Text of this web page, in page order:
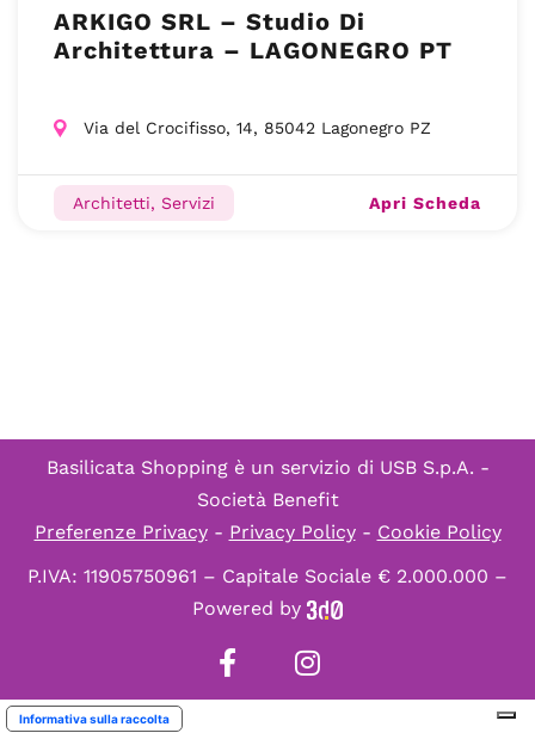
ARKIGO SRL – Studio Di
Architettura – LAGONEGRO PT
Via del Crocifisso, 14, 85042 Lagonegro PZ
Architetti, Servizi Apri Scheda
Basilicata Shopping è un servizio di USB S.p.A. -
Società Benefit
Preferenze Privacy- Privacy Policy- Cookie Policy
P.IVA: 11905750961 – Capitale Sociale € 2.000.000 –
Powered by
Informativa sulla raccolta